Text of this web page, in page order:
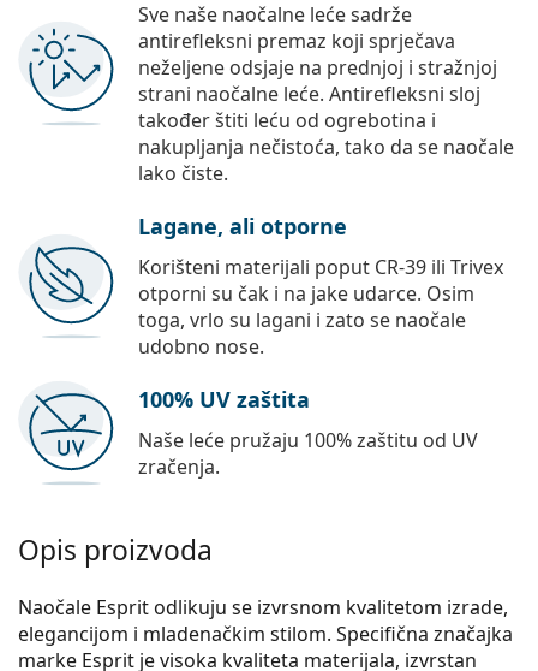
Sve naše naočalne leće sadrže
antirefleksni premaz koji sprječava
neželjene odsjaje na prednjoj i stražnjoj
strani naočalne leće. Antirefleksni sloj
također štiti leću od ogrebotina i
nakupljanja nečistoća, tako da se naočale
lako čiste.
Lagane, ali otporne
Korišteni materijali poput CR-39 ili Trivex
otporni su čak i na jake udarce. Osim
toga, vrlo su lagani i zato se naočale
udobno nose.
100% UV zaštita
Naše leće pružaju 100% zaštitu od UV
zračenja.
Opis proizvoda
Naočale Esprit odlikuju se izvrsnom kvalitetom izrade,
elegancijom i mladenačkim stilom. Specifična značajka
marke Esprit je visoka kvaliteta materijala, izvrstan